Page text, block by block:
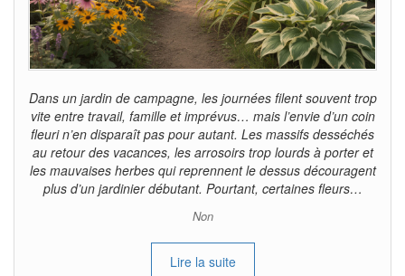
Dans un jardin de campagne, les journées filent souvent trop
vite entre travail, famille et imprévus… mais l’envie d’un coin
fleuri n’en disparaît pas pour autant. Les massifs desséchés
au retour des vacances, les arrosoirs trop lourds à porter et
les mauvaises herbes qui reprennent le dessus découragent
plus d’un jardinier débutant. Pourtant, certaines fleurs…
Non
Lire la suite